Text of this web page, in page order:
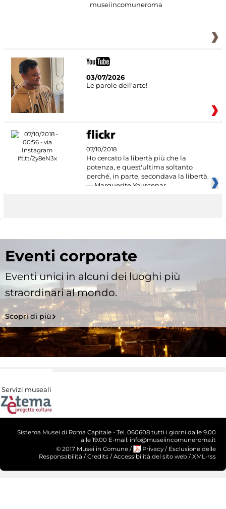
museiincomuneroma
03/07/2026
Le parole dell'arte!
07/10/2018
Ho cercato la libertà più che la
potenza, e quest'ultima soltanto
perché, in parte, secondava la libertà.
— Marguerite Yourcenar
Eventi corporate
Eventi unici in alcuni dei luoghi più
straordinari al mondo.
Scopri di più
Servizi museali
Sistema Musei di Roma Capitale - Tel. 060608 tutti i giorni dalle 9.00
alle 19.00 E-mail: info@museiincomuneroma.it
© 2017 Musei in Comune / Privacy / Esclusione delle
Responsabilità / Credits / Accessibilità del sito web / XML-rss